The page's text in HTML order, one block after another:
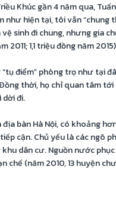
Khúc gần 4 năm qua,
như hiện tại, tôi vẫn “chung
sinh đi chung, nhưng gia
1,1 triệu đồng năm
điểm” phòng trọ như tại
thời, họ chỉ quan tâm
dời đi.
bàn Hà Nội, có khoảng
cận. Chủ yếu là các ngõ
dân cư. Nguồn nước
chế (năm 2010, 13 huyện